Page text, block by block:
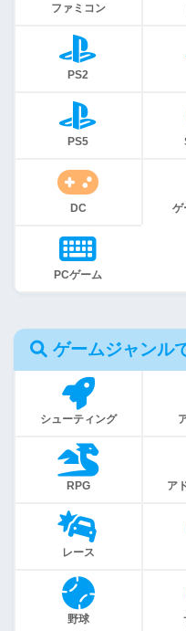
ファミコン
PS2
PS5
DC ゲ
PCゲーム
ゲームジャンル
シューティング
RPG ア
レース
野球